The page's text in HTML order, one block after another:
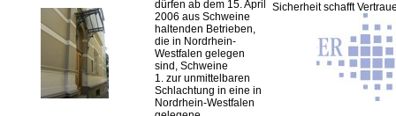
dürfen ab dem 15. April
2006 aus Schweine
haltenden Betrieben,
die in Nordrhein-
Westfalen gelegen
sind, Schweine
1. zur unmittelbaren
Schlachtung in eine in
Nordrhein-Westfalen
Sicherheit schafft